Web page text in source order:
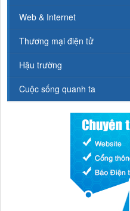
Web & Internet
Thương mại điện tử
Hậu trường
Cuộc sống quanh ta